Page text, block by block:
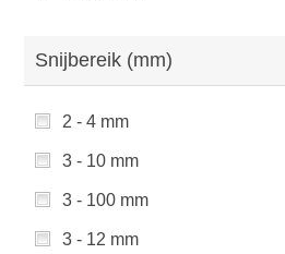
Snijbereik (mm)
2 - 4 mm
3 - 10 mm
3 - 100 mm
3 - 12 mm